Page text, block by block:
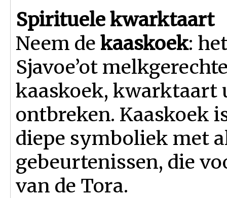
Spirituele kwarktaart
Neem de kaaskoek:
Sjavoe’ot
kaaskoek, kwarktaart
ontbreken. Kaaskoek
diepe symboliek met
gebeurtenissen, die
van de Tora.